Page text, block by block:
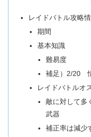
レイドバトル攻略
期間
基本知識
難易度
補足）2/20
レイドバトルオ
敵に対して多
武器
補正率は減少